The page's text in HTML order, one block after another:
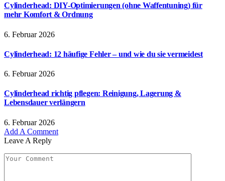
Cylinderhead: DIY-Optimierungen (ohne Waffentuning) für
mehr Komfort & Ordnung
6. Februar 2026
Cylinderhead: 12 häufige Fehler – und wie du sie vermeidest
6. Februar 2026
Cylinderhead richtig pflegen: Reinigung, Lagerung &
Lebensdauer verlängern
6. Februar 2026
Add A Comment
Leave A Reply